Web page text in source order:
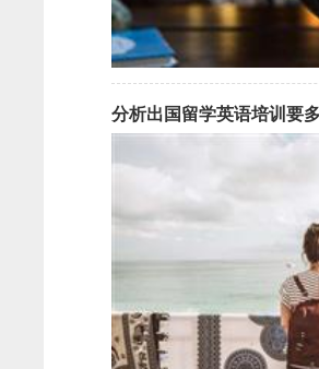
分析出国留学英语培训要